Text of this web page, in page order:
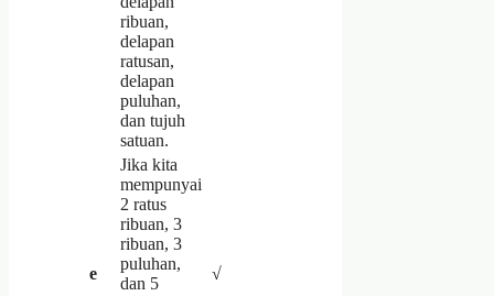
ribuan,
delapan
ratusan,
delapan
puluhan,
dan tujuh
satuan.
e
Jika kita
mempunyai
2 ratus
ribuan, 3
ribuan, 3
puluhan,
dan 5
√